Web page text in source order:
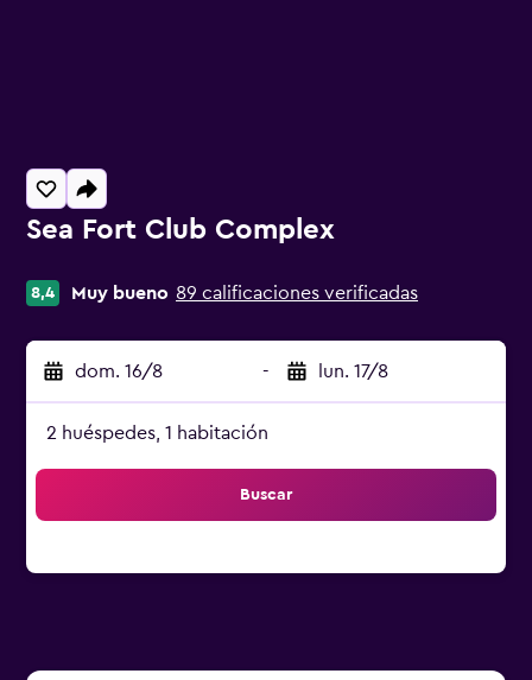
Sea Fort Club Complex
8,4 Muy bueno 89 calificaciones verificadas
dom. 16/8 - lun. 17/8
2 huéspedes, 1 habitación
Buscar